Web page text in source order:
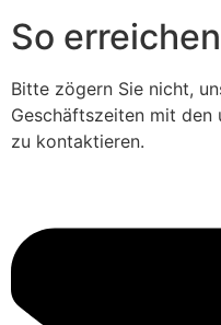
So
Bitte zögern Sie nicht,
Geschäftszeiten mit den
zu kontaktieren.